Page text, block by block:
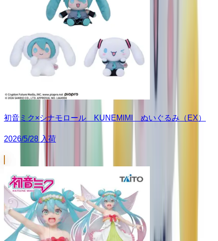
初音ミク×シナモロール KUNEMIMI ぬいぐるみ（EX）
2026/5/28 入荷